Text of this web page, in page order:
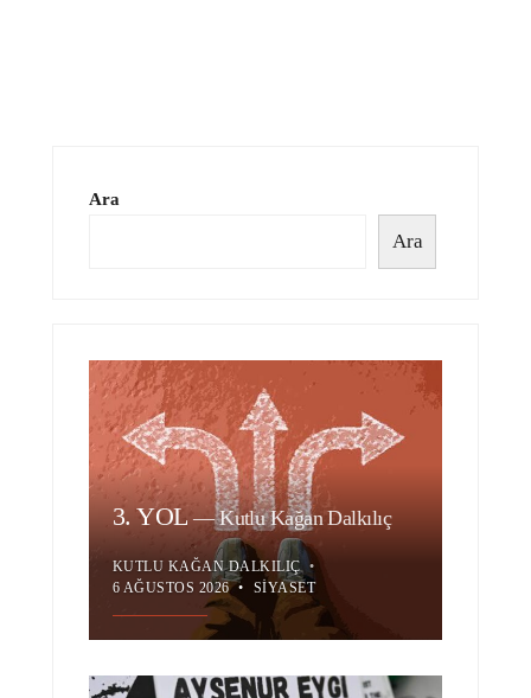
Ara
Ara
3. YOL—Kutlu Kağan Dalkılıç
KUTLU KAĞAN DALKILIÇ •
6 AĞUSTOS 2026 • SIYASET